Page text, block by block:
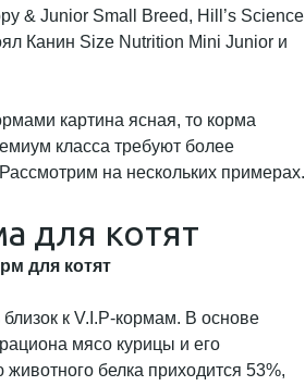
& Junior Small Breed, Hill’s Science
Канин Size Nutrition Mini Junior и
картина ясная, то корма
класса требуют более
на нескольких примерах.
для котят
для котят
к V.I.P-кормам. В основе
мясо курицы и его
белка приходится 53%,